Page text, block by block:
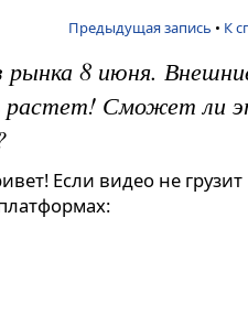
Предыдущая запись • К
рынка 8 июня.
Сможет ли
Если видео не